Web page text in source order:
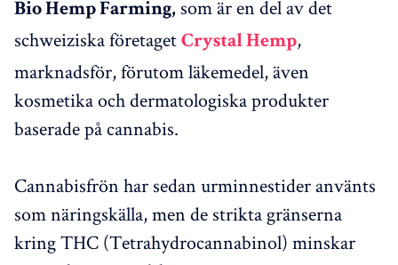
Bio Hemp Farming, som är en del av det
schweiziska företaget Crystal Hemp,
marknadsför, förutom läkemedel, även
kosmetika och dermatologiska produkter
baserade på cannabis.
Cannabisfrön har sedan urminnestider använts
som näringskälla, men de strikta gränserna
kring THC (Tetrahydrocannabinol) minskar